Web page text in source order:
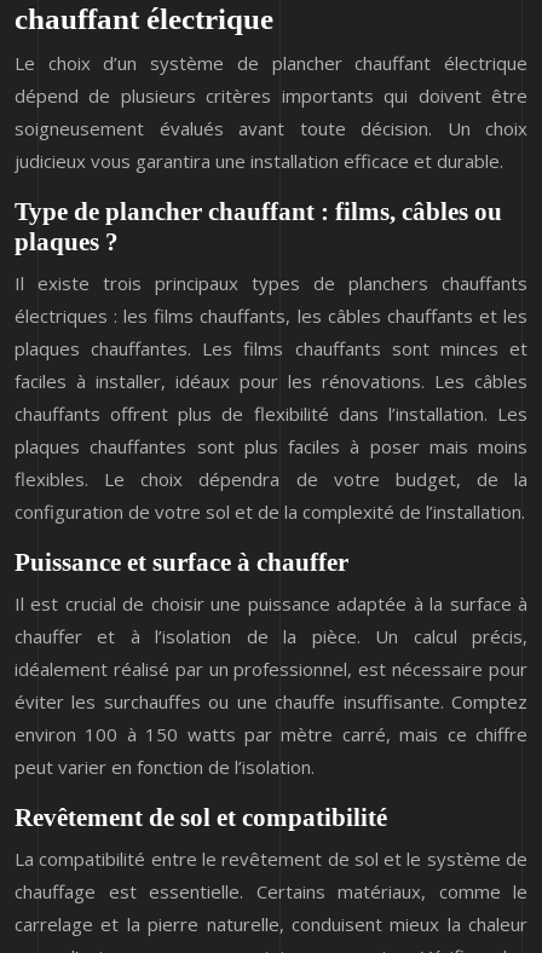
chauffant électrique
Le choix d’un système de plancher chauffant électrique
dépend de plusieurs critères importants qui doivent être
soigneusement évalués avant toute décision. Un choix
judicieux vous garantira une installation efficace et durable.
Type de plancher chauffant : films, câbles ou
plaques ?
Il existe trois principaux types de planchers chauffants
électriques : les films chauffants, les câbles chauffants et les
plaques chauffantes. Les films chauffants sont minces et
faciles à installer, idéaux pour les rénovations. Les câbles
chauffants offrent plus de flexibilité dans l’installation. Les
plaques chauffantes sont plus faciles à poser mais moins
flexibles. Le choix dépendra de votre budget, de la
configuration de votre sol et de la complexité de l’installation.
Puissance et surface à chauffer
Il est crucial de choisir une puissance adaptée à la surface à
chauffer et à l’isolation de la pièce. Un calcul précis,
idéalement réalisé par un professionnel, est nécessaire pour
éviter les surchauffes ou une chauffe insuffisante. Comptez
environ 100 à 150 watts par mètre carré, mais ce chiffre
peut varier en fonction de l’isolation.
Revêtement de sol et compatibilité
La compatibilité entre le revêtement de sol et le système de
chauffage est essentielle. Certains matériaux, comme le
carrelage et la pierre naturelle, conduisent mieux la chaleur